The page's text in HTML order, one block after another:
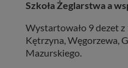
Szkoła Żeglarstwa a
Wystartowało 9 dezet z
Kętrzyna, Węgorzewa,
Mazurskiego.